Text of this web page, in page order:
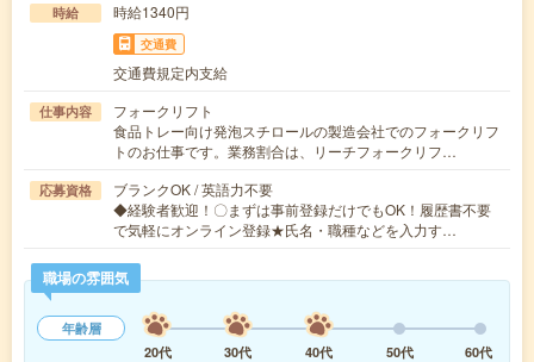
時給 時給1340円
交通費
交通費規定内支給
仕事内容
フォークリフト
食品トレー向け発泡スチロールの製造会社でのフォークリフ
トのお仕事です。業務割合は、リーチフォークリフ…
応募資格
ブランクOK / 英語力不要
◆経験者歓迎！〇まずは事前登録だけでもOK！履歴書不要
で気軽にオンライン登録★氏名・職種などを入力す…
職場の雰囲気
年齢層
20代
30代 40代 50代 60代